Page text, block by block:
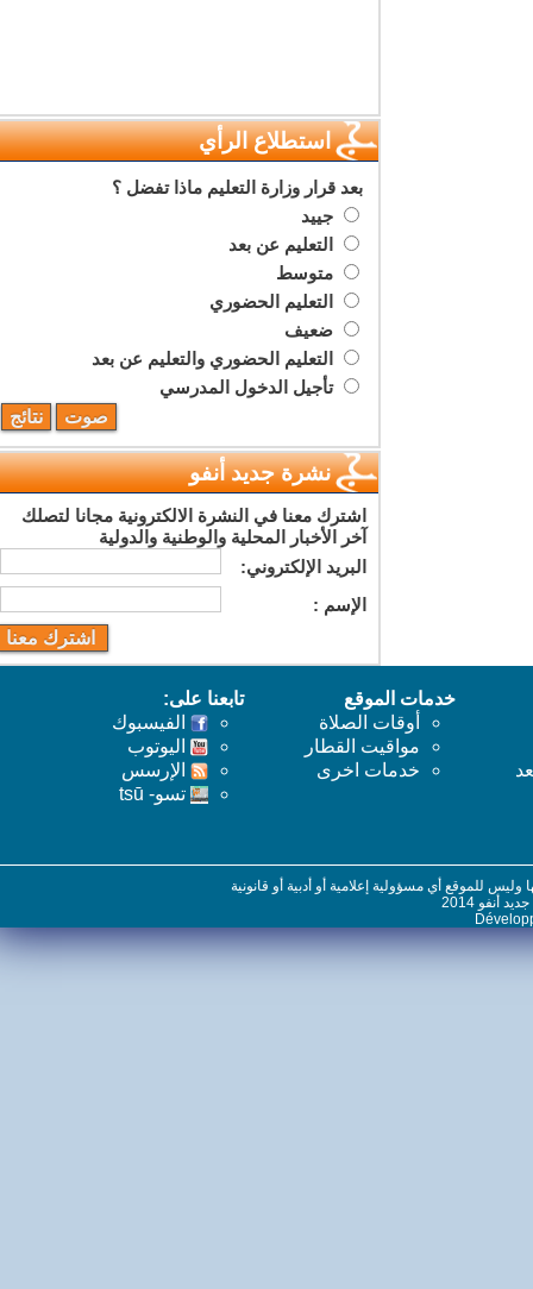
استطلاع الرأي
بعد قرار وزارة التعليم ماذا تفضل ؟
جييد
التعليم عن بعد
متوسط
التعليم الحضوري
ضعيف
التعليم الحضوري والتعليم عن بعد
تأجيل الدخول المدرسي
نشرة جديد أنفو
اشترك معنا في النشرة الالكترونية مجانا لتصلك
آخر الأخبار المحلية والوطنية والدولية
البريد اﻹلكتروني:
اﻹسم :
خدمات الموقع
أوقات الصلاة
مواقيت القطار
خدمات اخرى
تابعنا على:
الفيسبوك
اليوتوب
اﻹرسس
تسو- tsū
للموقع أي مسؤولية إعلامية أو أدبية أو قانونية
2014